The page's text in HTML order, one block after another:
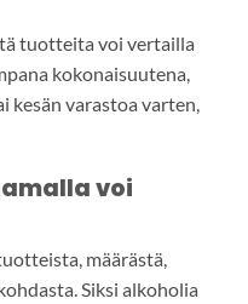
tuotteita voi vertailla
kokonaisuutena,
kesän varastoa varten,
voi
määrästä,
Siksi alkoholia